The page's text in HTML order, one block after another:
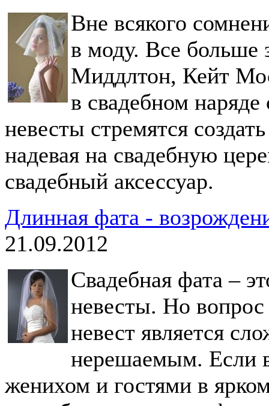
Вне всякого
в моду. Все больше
Миддлтон, Кейт
в свадебном
невесты стремятся
надевая на свадебную
свадебный аксессуар.
Длинная фата -
21.09.2012
Свадебная фата –
невесты. Но
невест является
нерешаемым. Если
женихом и гостями в